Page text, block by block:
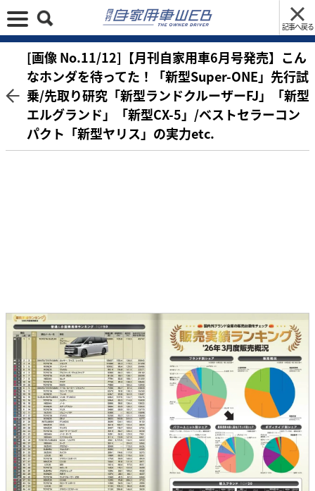
記事へ戻る
[画像 No.11/12]【月刊自家用車6月号発売】こん
なホンダを待ってた！「新型Super-ONE」先行試
乗/先取り研究「新型ランドクルーザーFJ」「新型
エルグランド」「新型CX-5」/ベストセラーコン
パクト「新型ヤリス」の実力etc.